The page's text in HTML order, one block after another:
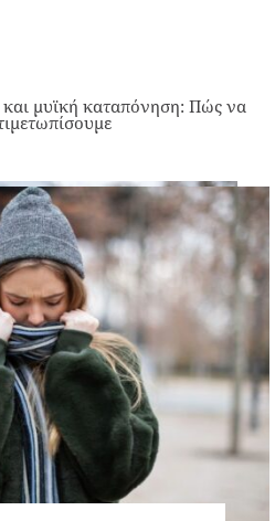
μυϊκή καταπόνηση: Πώς να